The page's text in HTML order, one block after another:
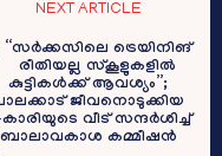
NEXT ARTICLE